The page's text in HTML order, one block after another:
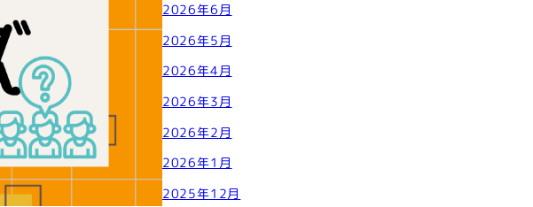
2026年6月
2026年5月
2026年4月
2026年3月
2026年2月
2026年1月
2025年12月